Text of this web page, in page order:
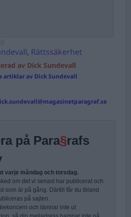
, Rättssäkerhet
av Dick Sundevall
artiklar av Dick Sundevall
på Para§rafs
varje måndag och torsdag.
om det vi senast har publicerat och
som är på gång. Därtill får du ibland
på sajten.
och lämnar inte ut